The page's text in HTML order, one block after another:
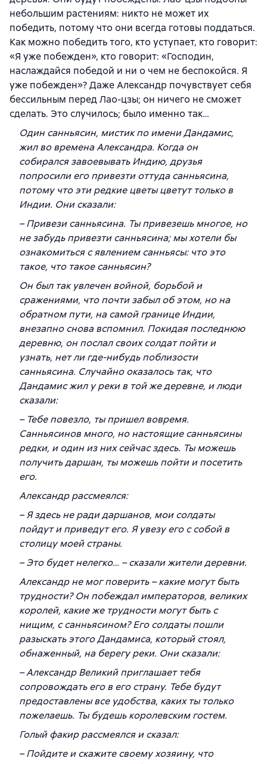
небольшим растениям: никто не может их
победить, потому что они всегда готовы поддаться.
Как можно победить того, кто уступает, кто говорит:
«Я уже побежден», кто говорит: «Господин,
наслаждайся победой и ни о чем не беспокойся. Я
уже побежден»? Даже Александр почувствует себя
бессильным перед Лао-цзы; он ничего не сможет
сделать. Это случилось; было именно так…
Один санньясин, мистик по имени Дандамис,
жил во времена Александра. Когда он
собирался завоевывать Индию, друзья
попросили его привезти оттуда санньясина,
потому что эти редкие цветы цветут только в
Индии. Они сказали:
– Привези санньясина. Ты привезешь многое, но
не забудь привезти санньясина; мы хотели бы
ознакомиться с явлением санньясы: что это
такое, что такое санньясин?
Он был так увлечен войной, борьбой и
сражениями, что почти забыл об этом, но на
обратном пути, на самой границе Индии,
внезапно снова вспомнил. Покидая последнюю
деревню, он послал своих солдат пойти и
узнать, нет ли где-нибудь поблизости
санньясина. Случайно оказалось так, что
Дандамис жил у реки в той же деревне, и люди
сказали:
– Тебе повезло, ты пришел вовремя.
Санньясинов много, но настоящие санньясины
редки, и один из них сейчас здесь. Ты можешь
получитьдаршан, ты можешь пойти и посетить
его.
Александр рассмеялся:
– Я здесь не ради даршанов, мои солдаты
пойдут и приведут его. Я увезу его с собой в
столицу моей страны.
– Это будет нелегко… – сказали жители деревни.
Александр не мог поверить – какие могут быть
трудности? Он побеждал императоров, великих
королей, какие же трудности могут быть с
нищим, с санньясином? Его солдаты пошли
разыскать этого Дандамиса, который стоял,
обнаженный, на берегу реки. Они сказали:
– Александр Великий приглашает тебя
сопровождать его в его страну. Тебе будут
предоставлены все удобства, каких ты только
пожелаешь. Ты будешь королевским гостем.
Голый факир рассмеялся и сказал:
– Пойдите и скажите своему хозяину, что